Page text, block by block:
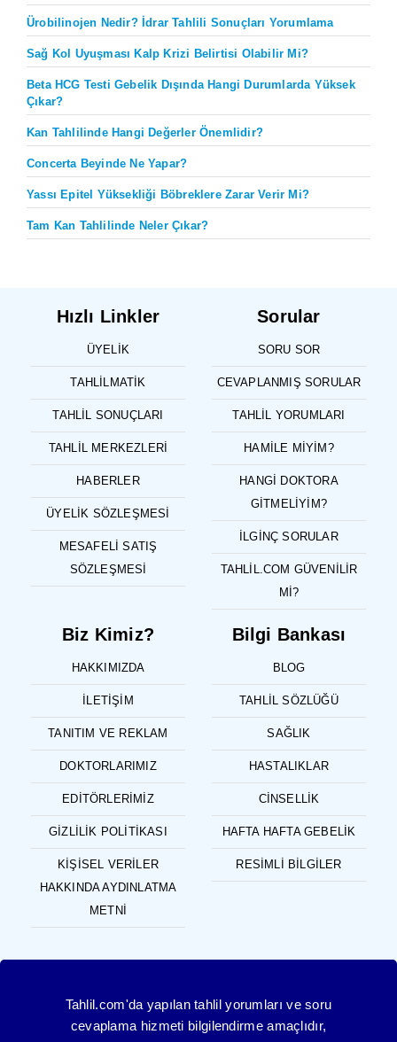
Ürobilinojen Nedir? İdrar Tahlili Sonuçları Yorumlama
Sağ Kol Uyuşması Kalp Krizi Belirtisi Olabilir Mi?
Beta HCG Testi Gebelik Dışında Hangi Durumlarda Yüksek
Çıkar?
Kan Tahlilinde Hangi Değerler Önemlidir?
Concerta Beyinde Ne Yapar?
Yassı Epitel Yüksekliği Böbreklere Zarar Verir Mi?
Tam Kan Tahlilinde Neler Çıkar?
Hızlı Linkler
ÜYELIK
TAHLILMATIK
TAHLIL SONUÇLARI
TAHLIL MERKEZLERI
HABERLER
ÜYELIK SÖZLEŞMESI
MESAFELI SATIŞ
SÖZLEŞMESI
Sorular
SORU SOR
CEVAPLANMIŞ SORULAR
TAHLIL YORUMLARI
HAMILE MIYIM?
HANGI DOKTORA
GITMELIYIM?
İLGINÇ SORULAR
TAHLIL.COM GÜVENILIR
MI?
Biz Kimiz?
HAKKIMIZDA
İLETIŞIM
TANITIM VE REKLAM
DOKTORLARIMIZ
EDITÖRLERIMIZ
GIZLILIK POLITIKASI
KIŞISEL VERILER
HAKKINDA AYDINLATMA
METNI
Bilgi Bankası
BLOG
TAHLIL SÖZLÜĞÜ
SAĞLIK
HASTALIKLAR
CINSELLIK
HAFTA HAFTA GEBELIK
RESIMLI BILGILER
Tahlil.com'da yapılan tahlil yorumları ve soru
cevaplama hizmeti bilgilendirme amaçlıdır,